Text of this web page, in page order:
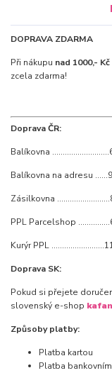
DOPRAVA ZDARMA
Při nákupu nad 1000,- Kč
zcela zdarma!
Doprava ČR:
Balíkovna
Balíkovna na adresu
Zásilkovna
PPL Parcelshop
Kurýr PPL
Doprava SK:
Pokud si přejete
slovenský e-shop
Způsoby platby:
Platba kartou
Platba